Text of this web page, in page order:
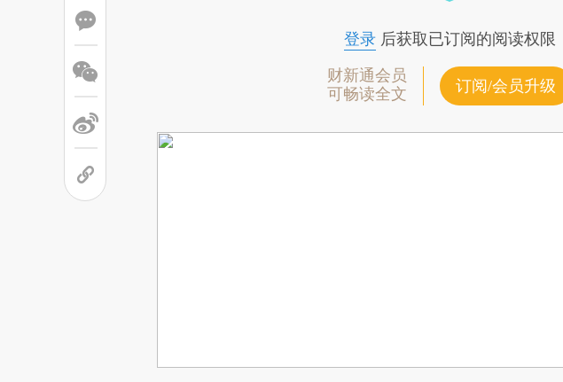
登录后获取已订阅的阅读权限
财新通会员
可畅读全文
订阅/会员升级